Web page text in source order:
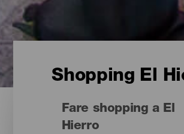
Shopping El
Fare shopping a El
Hierro